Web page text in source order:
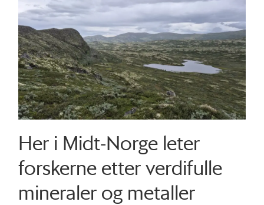
Her i Midt-Norge leter
forskerne etter verdifulle
mineraler og metaller